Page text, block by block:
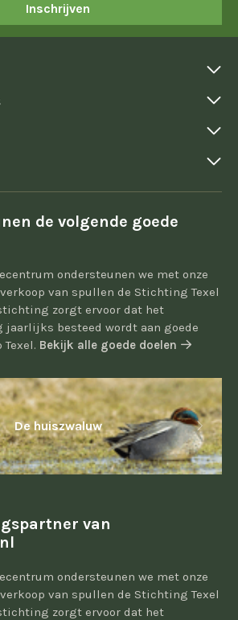
Inschrijven
de volgende goede
ondersteunen we met onze
van spullen de Stichting Texel
zorgt ervoor dat het
jaarlijks besteed wordt aan goede
Bekijk alle goede doelen
De huiszwaluw
van
ondersteunen we met onze
van spullen de Stichting Texel
zorgt ervoor dat het